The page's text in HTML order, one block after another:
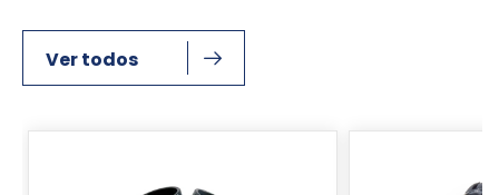
Ver todos